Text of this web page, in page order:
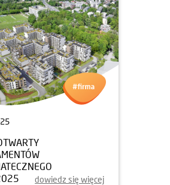
dowiedz się więcej